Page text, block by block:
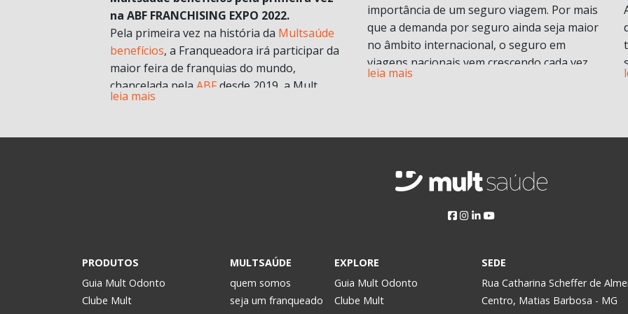
na ABF FRANCHISING EXPO 2022.
Pela primeira vez na história da Multsaúde
benefícios, a Franqueadora irá participar da
maior feira de franquias do mundo,
chancelada pela ABFdesde 2019, a Mult
chegará com muitas novidades e
A grande aposta da Mult para a Feira ABF
estratégias para estar mais próxima da
realidade dos potenciais investidores. Assim,
passou a oferecer os formatos de
leia mais
importância de um seguro viagem. Por mais
que a demanda por seguro ainda seja maior
no âmbito internacional, o seguro em
viagens nacionais vem crescendo cada vez
mais por procura de informações.
O que é seguro viagem?
Esse modelo de seguro normalmente cobre
Isso engloba despesas médicas e
contratempos com a própria viagem.
Pode ser contratado para viagens nacionais
leia mais
PRODUTOS
Guia Mult Odonto
Clube Mult
MULTSAÚDE
quem somos
seja um franqueado
EXPLORE
Guia Mult Odonto
Clube Mult
SEDE
Rua Catharina Scheffer de
Centro, Matias Barbosa - MG